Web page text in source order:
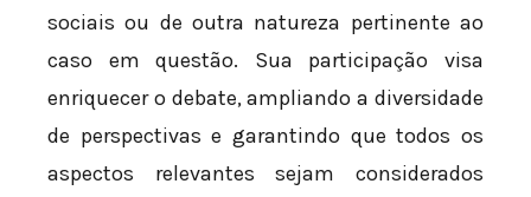
sociais ou de outra natureza pertinente ao
caso em questão. Sua participação visa
enriquecer o debate, ampliando a diversidade
de perspectivas e garantindo que todos os
aspectos relevantes sejam considerados